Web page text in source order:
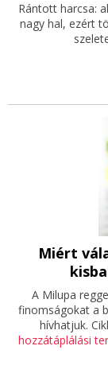
Rántott harcsa:
nagy hal, ezért
Miért
A Milupa
finomságokat a
hívhatjuk.
hozzátáplálási